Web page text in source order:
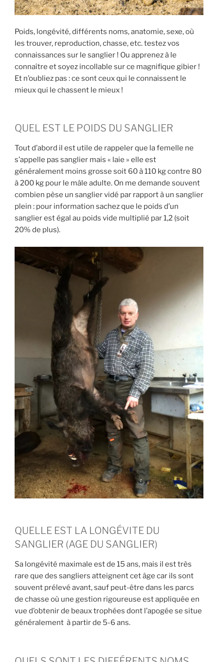
e
c
h
a
s
s
e
Poids, longévité, différents noms, anatomie, sexe, où
les trouver, reproduction, chasse, etc. testez vos
connaissances sur le sanglier ! Ou apprenez à le
connaître et soyez incollable sur ce magnifique gibier !
Et n’oubliez pas : ce sont ceux qui le connaissent le
mieux qui le chassent le mieux !
QUEL EST LE POIDS DU SANGLIER
Tout d’abord il est utile de rappeler que la femelle ne
s’appelle pas sanglier mais « laie » elle est
généralement moins grosse soit 60 à 110 kg contre 80
à 200 kg pour le mâle adulte. On me demande souvent
combien pèse un sanglier vidé par rapport à un sanglier
plein : pour information sachez que le poids d’un
sanglier est égal au poids vide multiplié par 1,2 (soit
20% de plus).
QUELLE EST LA LONGÉVITE DU
SANGLIER (AGE DU SANGLIER)
Sa longévité maximale est de 15 ans, mais il est très
rare que des sangliers atteignent cet âge car ils sont
souvent prélevé avant, sauf peut-être dans les parcs
de chasse où une gestion rigoureuse est appliquée en
vue d’obtenir de beaux trophées dont l’apogée se situe
généralement à partir de 5-6 ans.